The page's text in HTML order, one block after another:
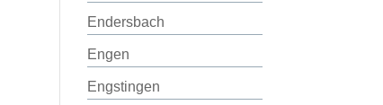
Endersbach
Engen
Engstingen